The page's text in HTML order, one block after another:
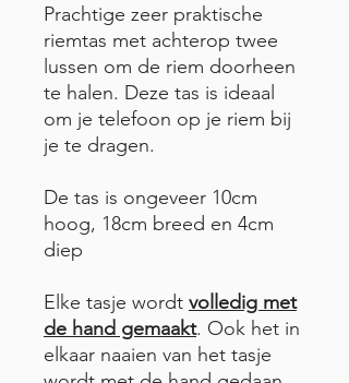
Prachtige zeer praktische
riemtas met achterop twee
lussen om de riem doorheen
te halen. Deze tas is ideaal
om je telefoon op je riem bij
je te dragen.
De tas is ongeveer 10cm
hoog, 18cm breed en 4cm
diep
Elke tasje wordt volledig met
de hand gemaakt. Ook het in
elkaar naaien van het tasje